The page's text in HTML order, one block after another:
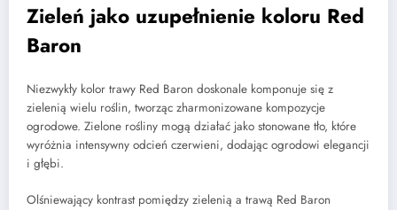
Zieleń jako uzupełnienie koloru Red
Baron
Niezwykły kolor trawy Red Baron doskonale komponuje się z
zielenią wielu roślin, tworząc zharmonizowane kompozycje
ogrodowe. Zielone rośliny mogą działać jako stonowane tło, które
wyróżnia intensywny odcień czerwieni, dodając ogrodowi elegancji
i głębi.
Olśniewający kontrast pomiędzy zielenią a trawą Red Baron